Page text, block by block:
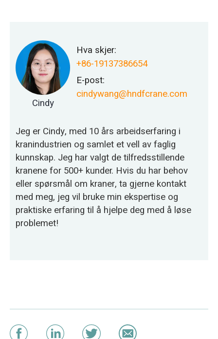
Cindy
Hva skjer:
+86-19137386654
E-post:
cindywang@hndfcrane.com
Jeg er Cindy, med 10 års arbeidserfaring i
kranindustrien og samlet et vell av faglig
kunnskap. Jeg har valgt de tilfredsstillende
kranene for 500+ kunder. Hvis du har behov
eller spørsmål om kraner, ta gjerne kontakt
med meg, jeg vil bruke min ekspertise og
praktiske erfaring til å hjelpe deg med å løse
problemet!